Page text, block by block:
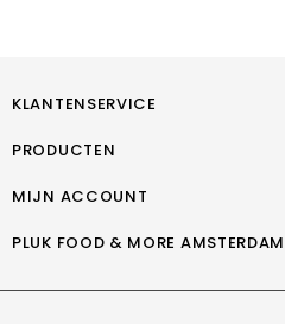
KLANTENSERVICE
PRODUCTEN
MIJN ACCOUNT
PLUK FOOD & MORE AMSTERDAM